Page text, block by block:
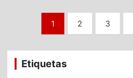
Paginación
entradas
1 2 3
Etiquetas